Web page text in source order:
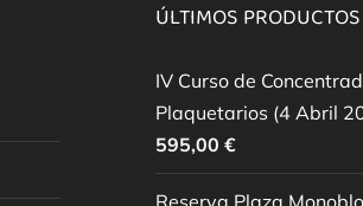
ÚLTIMOS PRODUCTOS
IV Curso de
Plaquetarios (4 Abril
595,00€